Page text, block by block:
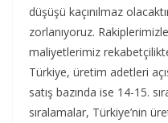
düşüşü kaçınılmaz
zorlanıyoruz. Rakiplerimizle
maliyetlerimiz
Türkiye, üretim adetleri
satış bazında ise 14-15.
sıralamalar, Türkiye’nin